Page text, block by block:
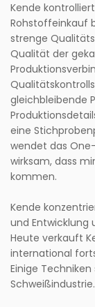
Kende
Rohstoffeinkauf
strenge
Qualität der
gleichbleibende
eine
wendet das
wirksam, dass
kommen.
Kende
und Entwicklung
Heute verkauft
international
Einige
Schweißindustrie.